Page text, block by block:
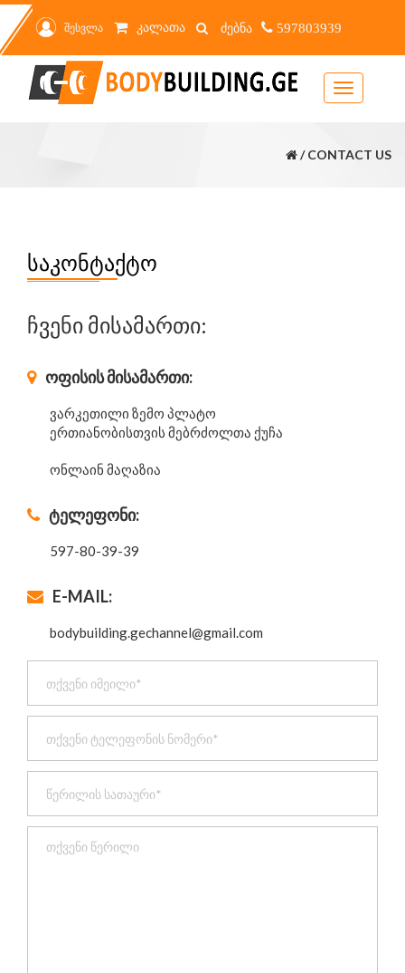
შესვლა კალათა 597803939
Toggle
navigation
/ CONTACT US
ᲡᲐᲙᲝᲜᲢᲐᲥᲢᲝ
ჩვენი მისამართი:
ოფისის მისამართი:
ვარკეთილი ზემო პლატო
ერთიანობისთვის მებრძოლთა ქუჩა
ონლაინ მაღაზია
ტელეფონი:
597-80-39-39
E-MAIL:
bodybuilding.gechannel@gmail.com